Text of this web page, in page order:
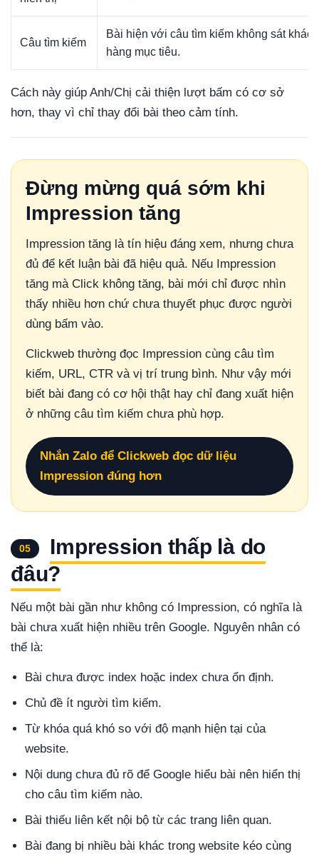
Câu tìm kiếm
Bài hiện với câu tìm kiếm không sát khách
hàng mục tiêu.
Cách này giúp Anh/Chị cải thiện lượt bấm có cơ sở
hơn, thay vì chỉ thay đổi bài theo cảm tính.
Đừng mừng quá sớm khi
Impression tăng
Impression tăng là tín hiệu đáng xem, nhưng chưa
đủ để kết luận bài đã hiệu quả. Nếu Impression
tăng mà Click không tăng, bài mới chỉ được nhìn
thấy nhiều hơn chứ chưa thuyết phục được người
dùng bấm vào.
Clickweb thường đọc Impression cùng câu tìm
kiếm, URL, CTR và vị trí trung bình. Như vậy mới
biết bài đang có cơ hội thật hay chỉ đang xuất hiện
ở những câu tìm kiếm chưa phù hợp.
Nhắn Zalo để Clickweb đọc dữ liệu
Impression đúng hơn
05
Impression thấp là do
đâu?
Nếu một bài gần như không có Impression, có nghĩa là
bài chưa xuất hiện nhiều trên Google. Nguyên nhân có
thể là:
Bài chưa được index hoặc index chưa ổn định.
Chủ đề ít người tìm kiếm.
Từ khóa quá khó so với độ mạnh hiện tại của
website.
Nội dung chưa đủ rõ để Google hiểu bài nên hiển thị
cho câu tìm kiếm nào.
Bài thiếu liên kết nội bộ từ các trang liên quan.
Bài đang bị nhiều bài khác trong website kéo cùng